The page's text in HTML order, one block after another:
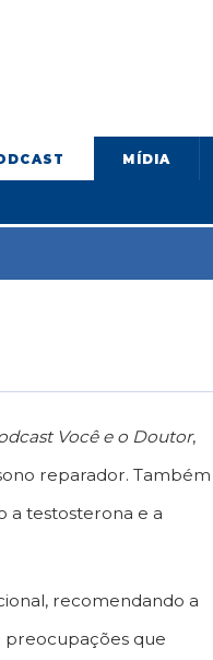
MÍDIA
Você e o Doutor,
reparador. Também
a testosterona e a
recomendando a
que